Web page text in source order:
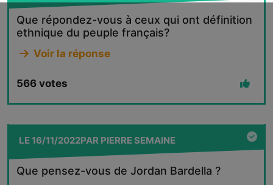
Que répondez-vous à ceux qui ont définition
ethnique du peuple français?
Voir la réponse
566 votes
LE16/11/2022PAR PIERRE SEMAINE
Que pensez-vous de Jordan Bardella ?